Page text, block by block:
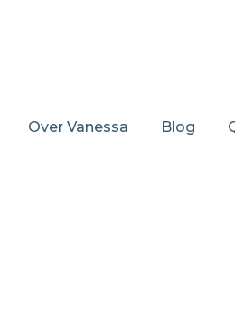
voor Diensten
Over Vanessa Blog